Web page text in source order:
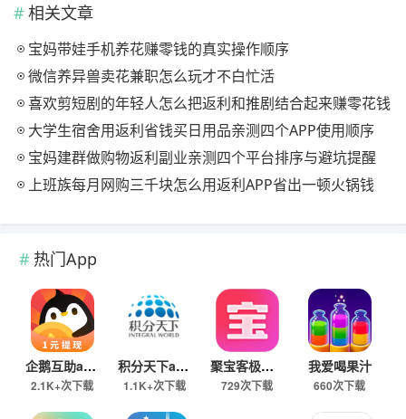
相关文章
宝妈带娃手机养花赚零钱的真实操作顺序
微信养异兽卖花兼职怎么玩才不白忙活
喜欢剪短剧的年轻人怎么把返利和推剧结合起来赚零花钱
大学生宿舍用返利省钱买日用品亲测四个APP使用顺序
宝妈建群做购物返利副业亲测四个平台排序与避坑提醒
上班族每月网购三千块怎么用返利APP省出一顿火锅钱
热门App
企鹅互助app
2.1K+次下载
积分天下app
1.1K+次下载
聚宝客极速版
729次下载
我爱喝果汁
660次下载